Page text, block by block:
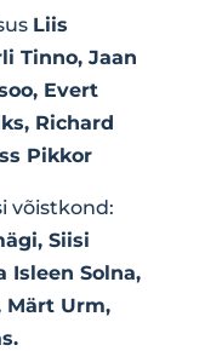
Liis
Tinno, Jaan
Evert
Richard
Pikkor
võistkond:
Siisi
Isleen Solna,
Märt Urm,